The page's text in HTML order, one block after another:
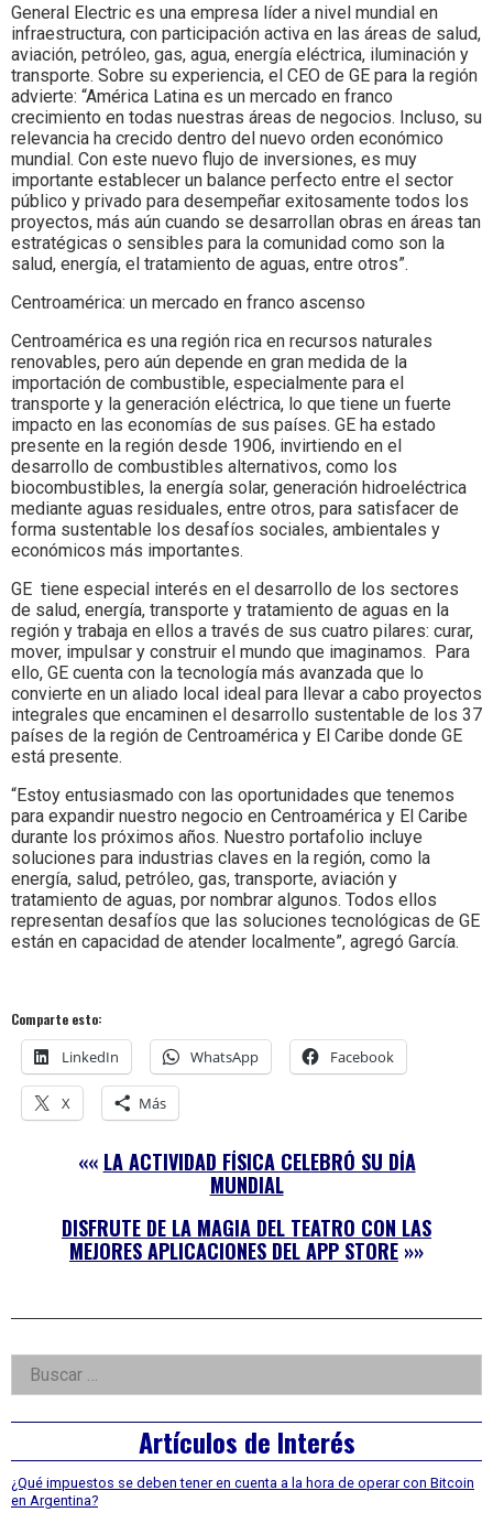
General Electric es una empresa líder a nivel mundial en
infraestructura, con participación activa en las áreas de salud,
aviación, petróleo, gas, agua, energía eléctrica, iluminación y
transporte. Sobre su experiencia, el CEO de GE para la región
advierte: “América Latina es un mercado en franco
crecimiento en todas nuestras áreas de negocios. Incluso, su
relevancia ha crecido dentro del nuevo orden económico
mundial. Con este nuevo flujo de inversiones, es muy
importante establecer un balance perfecto entre el sector
público y privado para desempeñar exitosamente todos los
proyectos, más aún cuando se desarrollan obras en áreas tan
estratégicas o sensibles para la comunidad como son la
salud, energía, el tratamiento de aguas, entre otros”.
Centroamérica: un mercado en franco ascenso
Centroamérica es una región rica en recursos naturales
renovables, pero aún depende en gran medida de la
importación de combustible, especialmente para el
transporte y la generación eléctrica, lo que tiene un fuerte
impacto en las economías de sus países. GE ha estado
presente en la región desde 1906, invirtiendo en el
desarrollo de combustibles alternativos, como los
biocombustibles, la energía solar, generación hidroeléctrica
mediante aguas residuales, entre otros, para satisfacer de
forma sustentable los desafíos sociales, ambientales y
económicos más importantes.
GE tiene especial interés en el desarrollo de los sectores
de salud, energía, transporte y tratamiento de aguas en la
región y trabaja en ellos a través de sus cuatro pilares: curar,
mover, impulsar y construir el mundo que imaginamos. Para
ello, GE cuenta con la tecnología más avanzada que lo
convierte en un aliado local ideal para llevar a cabo proyectos
integrales que encaminen el desarrollo sustentable de los 37
países de la región de Centroamérica y El Caribe donde GE
está presente.
“Estoy entusiasmado con las oportunidades que tenemos
para expandir nuestro negocio en Centroamérica y El Caribe
durante los próximos años. Nuestro portafolio incluye
soluciones para industrias claves en la región, como la
energía, salud, petróleo, gas, transporte, aviación y
tratamiento de aguas, por nombrar algunos. Todos ellos
representan desafíos que las soluciones tecnológicas de GE
están en capacidad de atender localmente”, agregó García.
Comparte esto:
LinkedIn WhatsApp Facebook
X Más
«« LA ACTIVIDAD FÍSICA CELEBRÓ SU DÍA
MUNDIAL
DISFRUTE DE LA MAGIA DEL TEATRO CON LAS
MEJORES APLICACIONES DEL APP STORE »»
Right
Asides
Buscar:
Artículos de Interés
¿Qué impuestos se deben tener en cuenta a la hora de operar con Bitcoin
en Argentina?